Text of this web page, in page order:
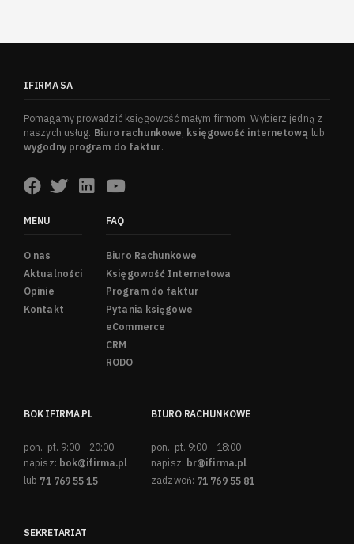
IFIRMA SA
Pomagamy prowadzić księgowość małym firmom. Wybierz jedną z
naszych usług. Biuro rachunkowe, księgowość internetową lub
wygodny program do faktur.
MENU
O nas
Aktualności
Opinie
Kontakt
FAQ
Biuro Rachunkowe
Księgowość Internetowa
Program do faktur
Pytania księgowe
eCommerce
CRM
RODO
BOK IFIRMA.PL
pon.-pt. 9:00 - 20:00
napisz: bok@ifirma.pl
lub 71 769 55 15
BIURO RACHUNKOWE
pon.-pt. 9:00 - 18:00
napisz: br@ifirma.pl
zadzwoń: 71 769 55 81
SEKRETARIAT